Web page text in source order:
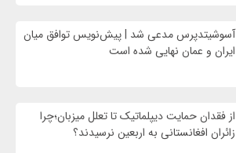
آسوشیتدپرس مدعی شد | پیش‌نویس توافق میان
ایران و عمان نهایی شده است
از فقدان حمایت دیپلماتیک تا تعلل میزبان؛چرا
زائران افغانستانی به اربعین نرسیدند؟